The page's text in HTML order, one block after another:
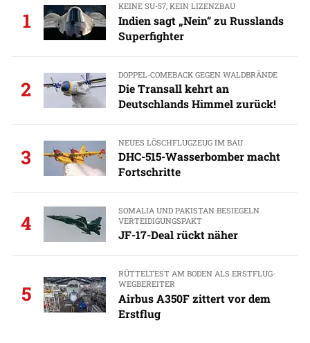
1
KEINE SU-57, KEIN LIZENZBAU
Indien sagt „Nein“ zu Russlands
Superfighter
2
DOPPEL-COMEBACK GEGEN WALDBRÄNDE
Die Transall kehrt an
Deutschlands Himmel zurück!
3
NEUES LÖSCHFLUGZEUG IM BAU
DHC-515-Wasserbomber macht
Fortschritte
4
SOMALIA UND PAKISTAN BESIEGELN
VERTEIDIGUNGSPAKT
JF-17-Deal rückt näher
5
RÜTTELTEST AM BODEN ALS ERSTFLUG-
WEGBEREITER
Airbus A350F zittert vor dem
Erstflug